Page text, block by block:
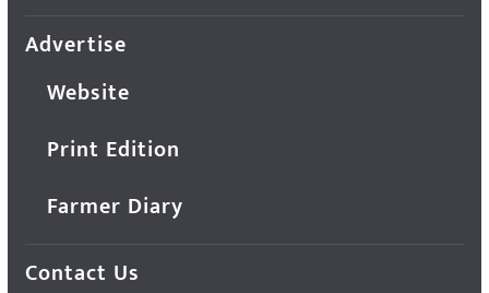
Advertise
Website
Print Edition
Farmer Diary
Contact Us